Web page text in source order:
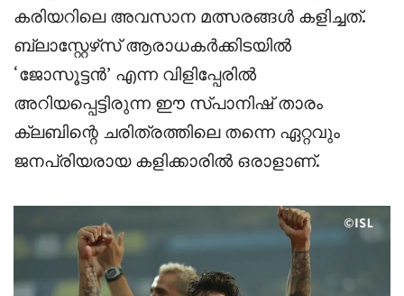
കരിയറിലെ അവസാന മത്സരങ്ങൾ കളിച്ചത്.
ബ്ലാസ്റ്റേഴ്‌സ് ആരാധകർക്കിടയിൽ
‘ജോസൂട്ടൻ’ എന്ന വിളിപ്പേരിൽ
അറിയപ്പെട്ടിരുന്ന ഈ സ്പാനിഷ് താരം
ക്ലബിന്റെ ചരിത്രത്തിലെ തന്നെ ഏറ്റവും
ജനപ്രിയരായ കളിക്കാരിൽ ഒരാളാണ്.